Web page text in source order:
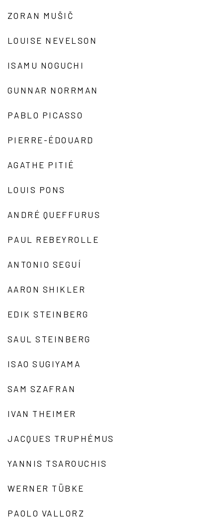
ZORAN MUŠIČ
LOUISE NEVELSON
ISAMU NOGUCHI
GUNNAR NORRMAN
PABLO PICASSO
PIERRE-ÉDOUARD
AGATHE PITIÉ
LOUIS PONS
ANDRÉ QUEFFURUS
PAUL REBEYROLLE
ANTONIO SEGUÍ
AARON SHIKLER
EDIK STEINBERG
SAUL STEINBERG
ISAO SUGIYAMA
SAM SZAFRAN
IVAN THEIMER
JACQUES TRUPHÉMUS
YANNIS TSAROUCHIS
WERNER TÜBKE
PAOLO VALLORZ